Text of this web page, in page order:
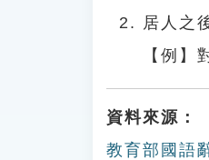
居人之
【例】
資料來源：
教育部國語